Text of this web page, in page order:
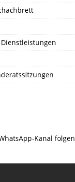
Kanal folgen